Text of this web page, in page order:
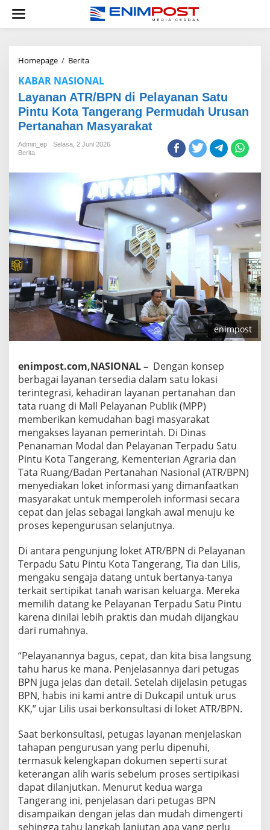
konten
Homepage / BeritaLayanan
di
Pelayanan
Satu
Pintu
Kota
Tangerang
Permudah
Masyarakat
KABAR NASIONAL
Layanan ATR/BPN di Pelayanan Satu
Pintu Kota Tangerang Permudah Urusan
Pertanahan Masyarakat
Admin_ep
Selasa, 2 Juni 2026
Berita
enimpost
enimpost.com,NASIONAL – Dengan konsep
berbagai layanan tersedia dalam satu lokasi
terintegrasi, kehadiran layanan pertanahan dan
tata ruang di Mall Pelayanan Publik (MPP)
memberikan kemudahan bagi masyarakat
mengakses layanan pemerintah. Di Dinas
Penanaman Modal dan Pelayanan Terpadu Satu
Pintu Kota Tangerang, Kementerian Agraria dan
Tata Ruang/Badan Pertanahan Nasional (ATR/BPN)
menyediakan loket informasi yang dimanfaatkan
masyarakat untuk memperoleh informasi secara
cepat dan jelas sebagai langkah awal menuju ke
proses kepengurusan selanjutnya.
Di antara pengunjung loket ATR/BPN di Pelayanan
Terpadu Satu Pintu Kota Tangerang, Tia dan Lilis,
mengaku sengaja datang untuk bertanya-tanya
terkait sertipikat tanah warisan keluarga. Mereka
memilih datang ke Pelayanan Terpadu Satu Pintu
karena dinilai lebih praktis dan mudah dijangkau
dari rumahnya.
“Pelayanannya bagus, cepat, dan kita bisa langsung
tahu harus ke mana. Penjelasannya dari petugas
BPN juga jelas dan detail. Setelah dijelasin petugas
BPN, habis ini kami antre di Dukcapil untuk urus
KK,” ujar Lilis usai berkonsultasi di loket ATR/BPN.
Saat berkonsultasi, petugas layanan menjelaskan
tahapan pengurusan yang perlu dipenuhi,
termasuk kelengkapan dokumen seperti surat
keterangan alih waris sebelum proses sertipikasi
dapat dilanjutkan. Menurut kedua warga
Tangerang ini, penjelasan dari petugas BPN
disampaikan dengan jelas dan mudah dimengerti
sehingga tahu langkah lanjutan apa yang perlu